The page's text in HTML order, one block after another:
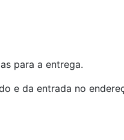
para a entrega.
e da entrada no